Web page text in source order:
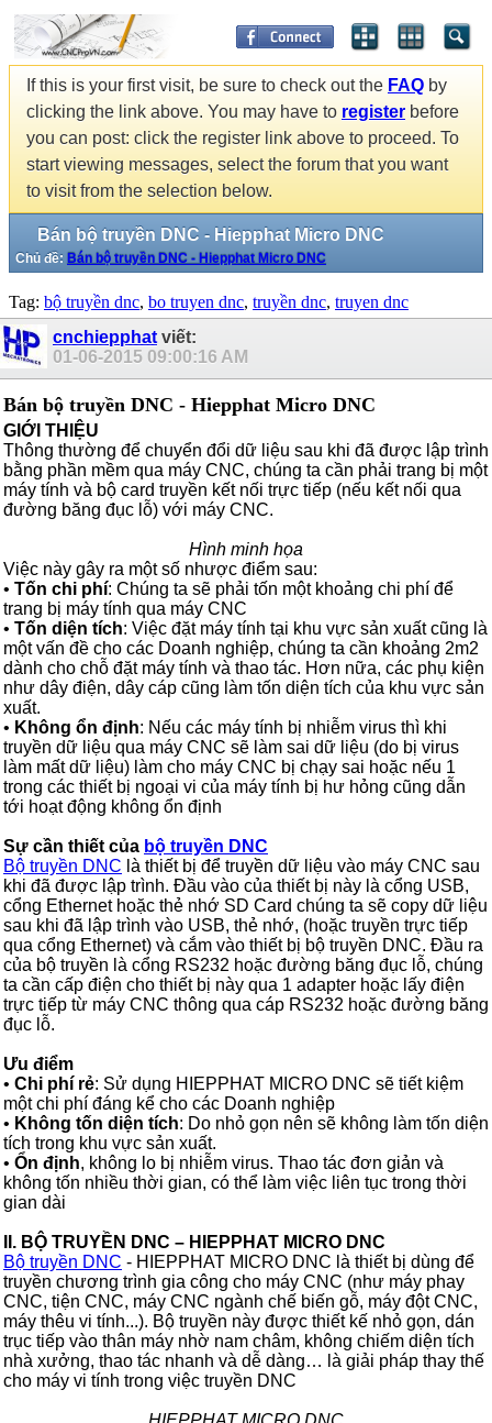
If this is your first visit, be sure to check out the FAQ by
clicking the link above. You may have to register before
you can post: click the register link above to proceed. To
start viewing messages, select the forum that you want
to visit from the selection below.
Bán bộ truyền DNC - Hiepphat Micro DNC
Chủ đề: Bán bộ truyền DNC - Hiepphat Micro DNC
Tag: bộ truyền dnc, bo truyen dnc, truyền dnc, truyen dnc
cnchiepphat viết:
01-06-2015 09:00:16 AM
Bán bộ truyền DNC - Hiepphat Micro DNC
GIỚI THIỆU
Thông thường để chuyển đổi dữ liệu sau khi đã được lập trình
bằng phần mềm qua máy CNC, chúng ta cần phải trang bị một
máy tính và bộ card truyền kết nối trực tiếp (nếu kết nối qua
đường băng đục lỗ) với máy CNC.
Hình minh họa
Việc này gây ra một số nhược điểm sau:
• Tốn chi phí: Chúng ta sẽ phải tốn một khoảng chi phí để
trang bị máy tính qua máy CNC
• Tốn diện tích: Việc đặt máy tính tại khu vực sản xuất cũng là
một vấn đề cho các Doanh nghiệp, chúng ta cần khoảng 2m2
dành cho chỗ đặt máy tính và thao tác. Hơn nữa, các phụ kiện
như dây điện, dây cáp cũng làm tốn diện tích của khu vực sản
xuất.
• Không ổn định: Nếu các máy tính bị nhiễm virus thì khi
truyền dữ liệu qua máy CNC sẽ làm sai dữ liệu (do bị virus
làm mất dữ liệu) làm cho máy CNC bị chạy sai hoặc nếu 1
trong các thiết bị ngoại vi của máy tính bị hư hỏng cũng dẫn
tới hoạt động không ổn định
Sự cần thiết của bộ truyền DNC
Bộ truyền DNC là thiết bị để truyền dữ liệu vào máy CNC sau
khi đã được lập trình. Đầu vào của thiết bị này là cổng USB,
cổng Ethernet hoặc thẻ nhớ SD Card chúng ta sẽ copy dữ liệu
sau khi đã lập trình vào USB, thẻ nhớ, (hoặc truyền trực tiếp
qua cổng Ethernet) và cắm vào thiết bị bộ truyền DNC. Đầu ra
của bộ truyền là cổng RS232 hoặc đường băng đục lỗ, chúng
ta cần cấp điện cho thiết bị này qua 1 adapter hoặc lấy điện
trực tiếp từ máy CNC thông qua cáp RS232 hoặc đường băng
đục lỗ.
Ưu điểm
• Chi phí rẻ: Sử dụng HIEPPHAT MICRO DNC sẽ tiết kiệm
một chi phí đáng kể cho các Doanh nghiệp
• Không tốn diện tích: Do nhỏ gọn nên sẽ không làm tốn diện
tích trong khu vực sản xuất.
• Ổn định, không lo bị nhiễm virus. Thao tác đơn giản và
không tốn nhiều thời gian, có thể làm việc liên tục trong thời
gian dài
II. BỘ TRUYỀN DNC – HIEPPHAT MICRO DNC
Bộ truyền DNC - HIEPPHAT MICRO DNC là thiết bị dùng để
truyền chương trình gia công cho máy CNC (như máy phay
CNC, tiện CNC, máy CNC ngành chế biến gỗ, máy đột CNC,
máy thêu vi tính...). Bộ truyền này được thiết kế nhỏ gọn, dán
trục tiếp vào thân máy nhờ nam châm, không chiếm diện tích
nhà xưởng, thao tác nhanh và dễ dàng… là giải pháp thay thế
cho máy vi tính trong việc truyền DNC